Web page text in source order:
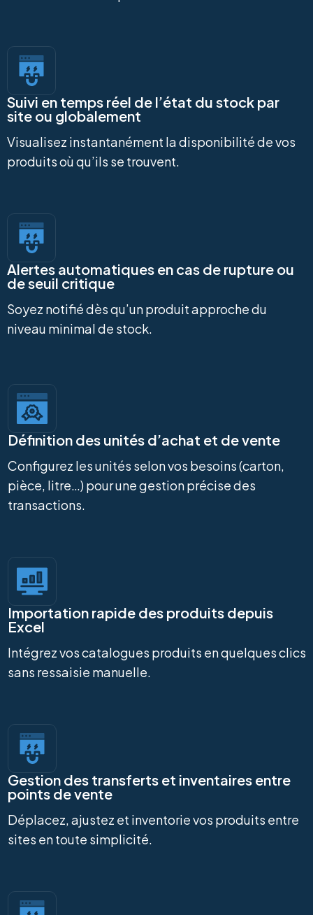
Suivi en temps réel de l’état du stock par
site ou globalement
Visualisez instantanément la disponibilité de vos
produits où qu’ils se trouvent.
Alertes automatiques en cas de rupture ou
de seuil critique
Soyez notifié dès qu’un produit approche du
niveau minimal de stock.
Définition des unités d’achat et de vente
Configurez les unités selon vos besoins (carton,
pièce, litre…) pour une gestion précise des
transactions.
Importation rapide des produits depuis
Excel
Intégrez vos catalogues produits en quelques clics
sans ressaisie manuelle.
Gestion des transferts et inventaires entre
points de vente
Déplacez, ajustez et inventorie vos produits entre
sites en toute simplicité.